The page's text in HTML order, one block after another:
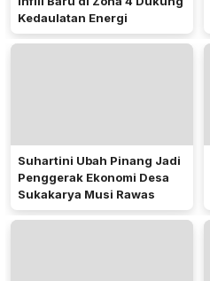
Kedaulatan Energi
Suhartini Ubah Pinang Jadi
Penggerak Ekonomi Desa
Sukakarya Musi Rawas